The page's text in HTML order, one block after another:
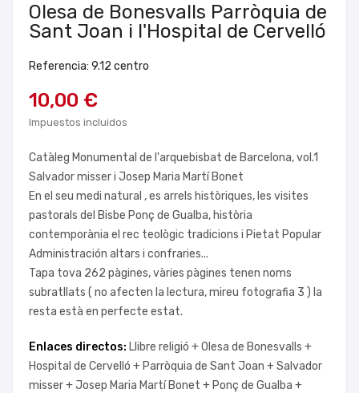
Olesa de Bonesvalls Parròquia de
Sant Joan i l'Hospital de Cervelló
Referencia: 9.12 centro
10,00 €
Impuestos incluidos
Catàleg Monumental de l'arquebisbat de Barcelona, vol.1
Salvador misser i Josep Maria Martí Bonet
En el seu medi natural , es arrels històriques, les visites
pastorals del Bisbe Ponç de Gualba, història
contemporània el rec teològic tradicions i Pietat Popular
Administración altars i confraries...
Tapa tova 262 pàgines, vàries pàgines tenen noms
subratllats ( no afecten la lectura, mireu fotografia 3 ) la
resta està en perfecte estat.
Enlaces directos: Llibre religió +Olesa de Bonesvalls +
Hospital de Cervelló + Parròquia de Sant Joan +Salvador
misser +Josep Maria Martí Bonet + Ponç de Gualba +